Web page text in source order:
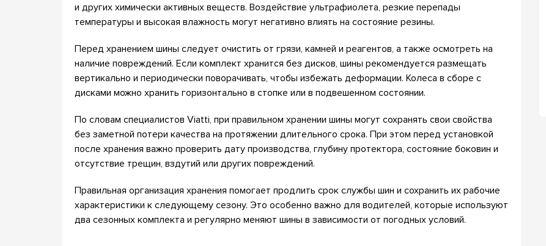
и других химически активных веществ. Воздействие ультрафиолета, резкие перепады
температуры и высокая влажность могут негативно влиять на состояние резины.
Перед хранением шины следует очистить от грязи, камней и реагентов, а также осмотреть на
наличие повреждений. Если комплект хранится без дисков, шины рекомендуется размещать
вертикально и периодически поворачивать, чтобы избежать деформации. Колеса в сборе с
дисками можно хранить горизонтально в стопке или в подвешенном состоянии.
По словам специалистов Viatti, при правильном хранении шины могут сохранять свои свойства
без заметной потери качества на протяжении длительного срока. При этом перед установкой
после хранения важно проверить дату производства, глубину протектора, состояние боковин и
отсутствие трещин, вздутий или других повреждений.
Правильная организация хранения помогает продлить срок службы шин и сохранить их рабочие
характеристики к следующему сезону. Это особенно важно для водителей, которые используют
два сезонных комплекта и регулярно меняют шины в зависимости от погодных условий.